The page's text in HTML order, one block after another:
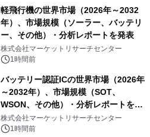
軽飛行機の世界市場（2026年～2032
年）、市場規模（ソーラー、バッテリ
ー、その他）・分析レポートを発表
株式会社マーケットリサーチセンター
1時間前
バッテリー認証ICの世界市場（2026年
～2032年）、市場規模（SOT、
WSON、その他）・分析レポートを発
表
株式会社マーケットリサーチセンター
1時間前